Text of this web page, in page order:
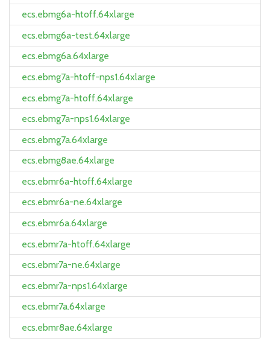
ecs.ebmg6a-htoff.64xlarge
ecs.ebmg6a-test.64xlarge
ecs.ebmg6a.64xlarge
ecs.ebmg7a-htoff-nps1.64xlarge
ecs.ebmg7a-htoff.64xlarge
ecs.ebmg7a-nps1.64xlarge
ecs.ebmg7a.64xlarge
ecs.ebmg8ae.64xlarge
ecs.ebmr6a-htoff.64xlarge
ecs.ebmr6a-ne.64xlarge
ecs.ebmr6a.64xlarge
ecs.ebmr7a-htoff.64xlarge
ecs.ebmr7a-ne.64xlarge
ecs.ebmr7a-nps1.64xlarge
ecs.ebmr7a.64xlarge
ecs.ebmr8ae.64xlarge